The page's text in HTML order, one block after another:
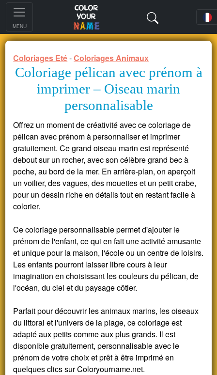
MENU
Coloriages Eté-Coloriages Animaux
Coloriage pélican avec prénom à
imprimer – Oiseau marin
personnalisable
Offrez un moment de créativité avec ce coloriage de
pélican avec prénom à personnaliser et imprimer
gratuitement. Ce grand oiseau marin est représenté
debout sur un rocher, avec son célèbre grand bec à
poche, au bord de la mer. En arrière-plan, on aperçoit
un voilier, des vagues, des mouettes et un petit crabe,
pour un dessin riche en détails tout en restant facile à
colorier.
Ce coloriage personnalisable permet d'ajouter le
prénom de l'enfant, ce qui en fait une activité amusante
et unique pour la maison, l'école ou un centre de loisirs.
Les enfants pourront laisser libre cours à leur
imagination en choisissant les couleurs du pélican, de
l'océan, du ciel et du paysage côtier.
Parfait pour découvrir les animaux marins, les oiseaux
du littoral et l'univers de la plage, ce coloriage est
adapté aux petits comme aux plus grands. Il est
disponible gratuitement, personnalisable avec le
prénom de votre choix et prêt à être imprimé en
quelques clics sur Coloryourname.net.